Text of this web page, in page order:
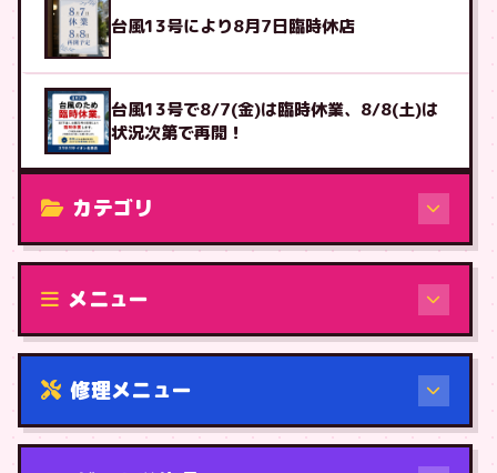
台風13号により8月7日臨時休店
台風13号で8/7(金)は臨時休業、8/8(土)は
状況次第で再開！
カテゴリ
修理（機種から）
メニュー
修理メニュー
機種から